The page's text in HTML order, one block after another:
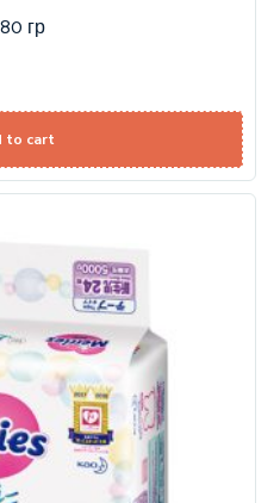
гр
to cart